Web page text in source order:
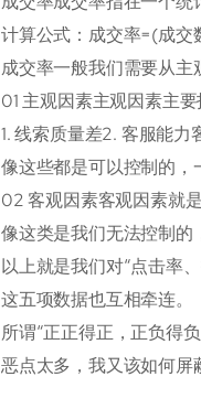
计算公式：成交率=(成交
成交率一般我们需要从主
01 主观因素主观因素主
1. 线索质量差2. 客服能力
像这些都是可以控制的，
02 客观因素客观因素就
像这类是我们无法控制的
以上就是我们对“点击率
这五项数据也互相牵连。
所谓“正正得正，正负得
恶点太多，我又该如何